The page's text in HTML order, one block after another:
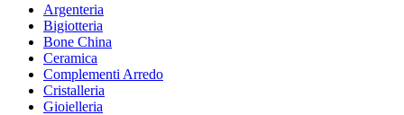
Argenteria
Bigiotteria
Bone China
Ceramica
Complementi Arredo
Cristalleria
Gioielleria